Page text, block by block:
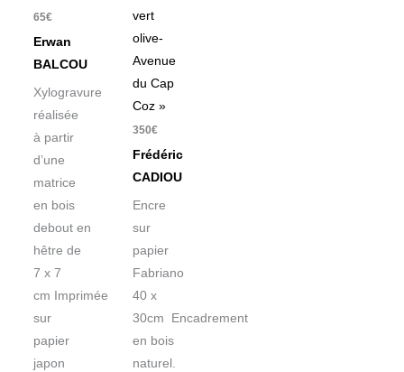
65€
Erwan
BALCOU
Xylogravure
réalisée
à partir
d’une
matrice
en bois
debout en
hêtre de
7 x 7
cm Imprimée
sur
papier
japon
vert
olive-
Avenue
du Cap
Coz »
350€
Frédéric
CADIOU
Encre
sur
papier
Fabriano
40 x
30cm Encadrement
en bois
naturel.